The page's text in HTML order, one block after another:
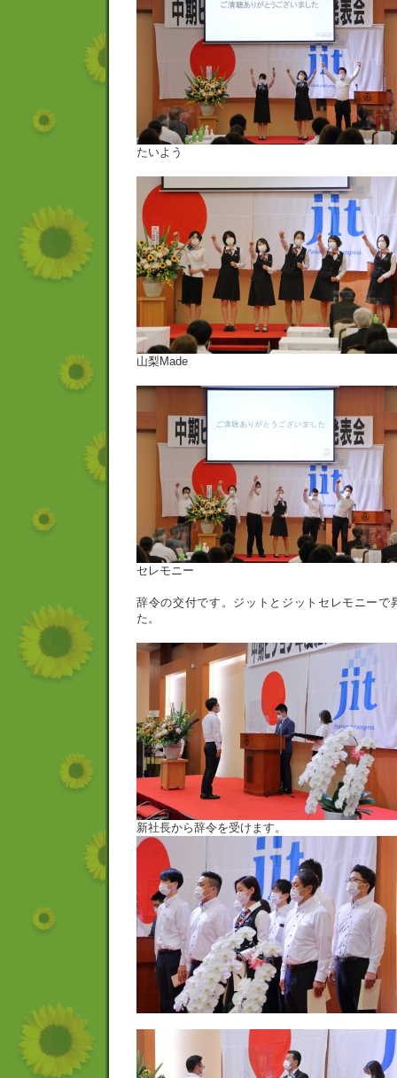
たいよう
山梨Made
セレモニー
辞令の交付です。ジットとジットセレモニーで
た。
新社長から辞令を受けます。